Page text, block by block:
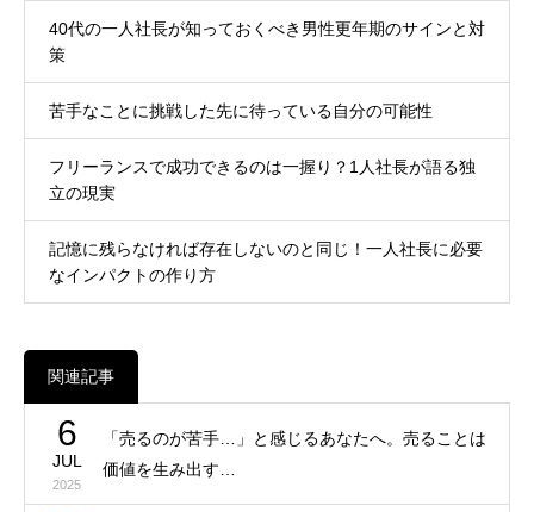
40代の一人社長が知っておくべき男性更年期のサインと対
策
苦手なことに挑戦した先に待っている自分の可能性
フリーランスで成功できるのは一握り？1人社長が語る独
立の現実
記憶に残らなければ存在しないのと同じ！一人社長に必要
なインパクトの作り方
関連記事
6
JUL
2025
「売るのが苦手…」と感じるあなたへ。売ることは
価値を生み出す…